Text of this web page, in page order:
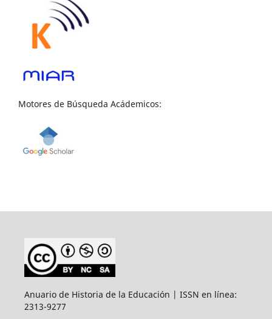
Motores de Búsqueda Acádemicos:
Anuario de Historia de la Educación | ISSN en línea:
2313-9277